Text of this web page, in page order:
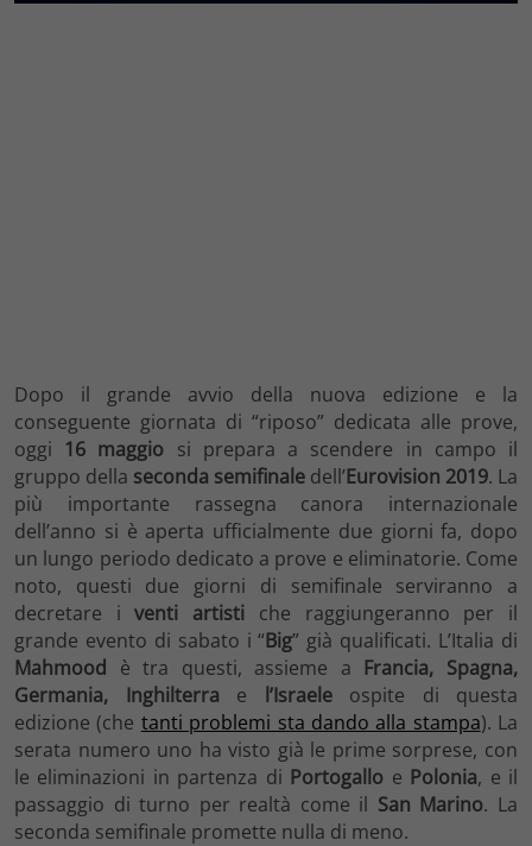
Dopo il grande avvio della nuova edizione e la
conseguente giornata di “riposo” dedicata alle prove,
oggi 16 maggio si prepara a scendere in campo il
gruppo della seconda semifinale dell’Eurovision 2019. La
più importante rassegna canora internazionale
dell’anno si è aperta ufficialmente due giorni fa, dopo
un lungo periodo dedicato a prove e eliminatorie. Come
noto, questi due giorni di semifinale serviranno a
decretare iventi artisti che raggiungeranno per il
grande evento di sabato i “Big” già qualificati. L’Italia di
Mahmood è tra questi, assieme a Francia, Spagna,
Germania, Inghilterra e l’Israeleospite di questa
edizione (che tanti problemi sta dando alla stampa). La
serata numero uno ha visto già le prime sorprese, con
le eliminazioni in partenza di Portogallo e Polonia, e il
passaggio di turno per realtà come il San Marino. La
seconda semifinale promette nulla di meno.